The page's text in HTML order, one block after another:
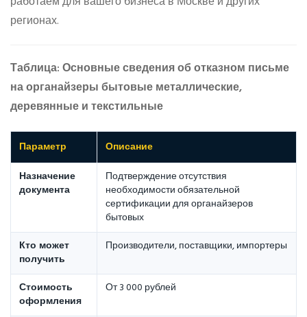
регионах.
Таблица: Основные сведения об отказном письме
на органайзеры бытовые металлические,
деревянные и текстильные
Параметр
Описание
Назначение
документа
Подтверждение отсутствия
необходимости обязательной
сертификации для органайзеров
бытовых
Кто может
получить
Производители, поставщики, импортеры
Стоимость
оформления
От 3 000 рублей